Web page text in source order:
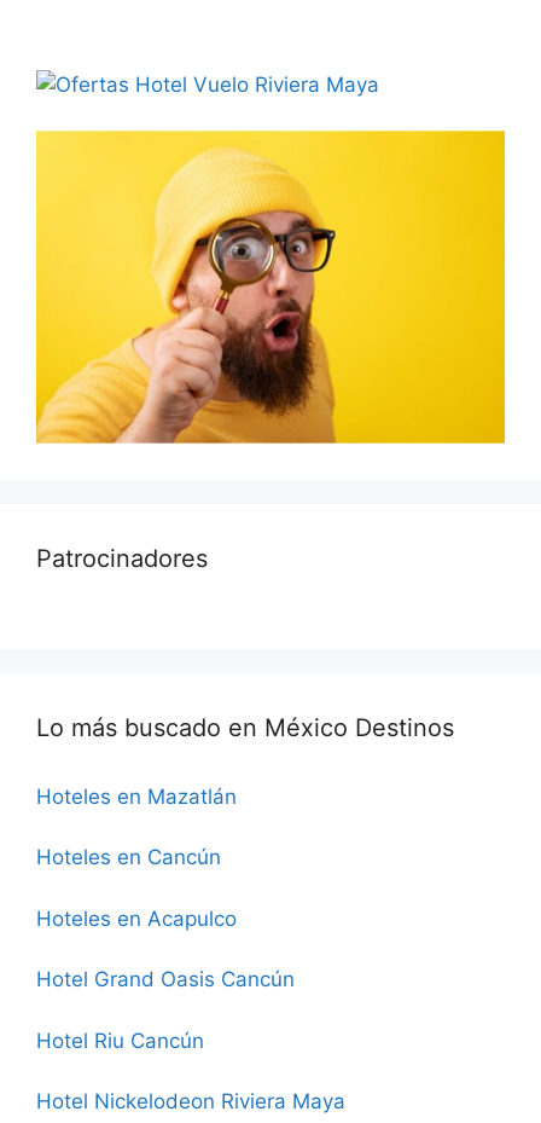
Patrocinadores
Lo más buscado en México Destinos
Hoteles en Mazatlán
Hoteles en Cancún
Hoteles en Acapulco
Hotel Grand Oasis Cancún
Hotel Riu Cancún
Hotel Nickelodeon Riviera Maya